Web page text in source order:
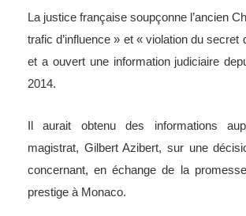
La justice française soupçonne l’ancien
trafic d’influence » et « violation du secret
et a ouvert une information judiciaire
2014.
Il aurait obtenu des informations
magistrat, Gilbert Azibert, sur une
concernant, en échange de la
prestige à Monaco.